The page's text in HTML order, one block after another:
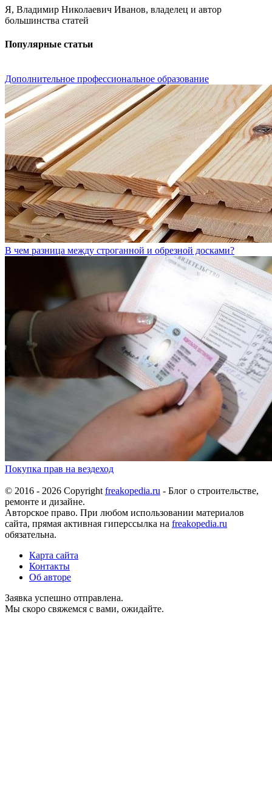
Я, Владимир Николаевич Иванов, владелец и автор
большинства статей
Популярные статьи
Дополнительное профессиональное образование
В чем разница между строганной и обрезной досками?
Покупка прав на вездеход
© 2016 - 2026 Copyright freakopedia.ru - Блог о строительстве,
ремонте и дизайне.
Авторское право. При любом использовании материалов
сайта, прямая активная гиперссылка на freakopedia.ru
обязательна.
Карта сайта
Контакты
Об авторе
Заявка успешно отправлена.
Мы скоро свяжемся с вами, ожидайте.